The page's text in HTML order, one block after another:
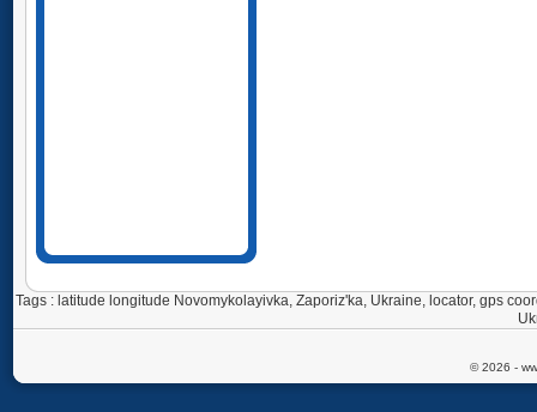
Tags : latitude longitude Novomykolayivka, Zaporiz'ka, Ukraine, locator, gps
© 2026 -